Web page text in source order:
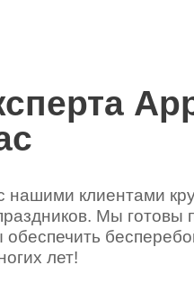
клиентами
Мы готовы
лет!